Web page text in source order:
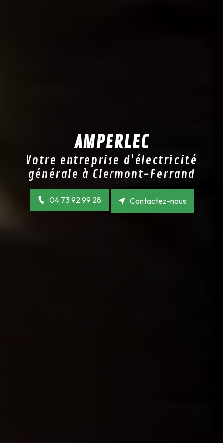
AMPERLEC
Votre entreprise d'électricité
générale à Clermont-Ferrand
04 73 92 99 28 Contactez-nous